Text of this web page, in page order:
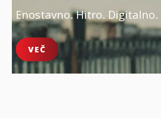
Enostavno. Hitro. Digitalno.
VEČ